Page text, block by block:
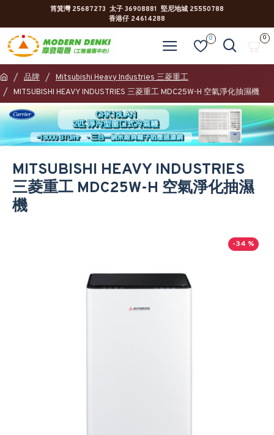
筲箕灣 25687273 太子 36908881 堅尼地城 25550788
香港仔 24614288
0 0
品牌
Mitsubishi Heavy Industries 三菱重工
MITSUBISHI HEAVY INDUSTRIES 三菱重工 MDC25W-H 空氣淨化抽濕機
MITSUBISHI HEAVY INDUSTRIES
三菱重工 MDC25W-H 空氣淨化抽濕
機
-34 %